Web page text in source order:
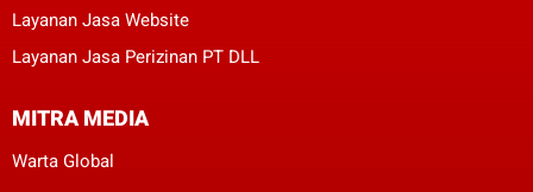
Layanan Jasa Website
Layanan Jasa Perizinan PT DLL
MITRA MEDIA
Warta Global